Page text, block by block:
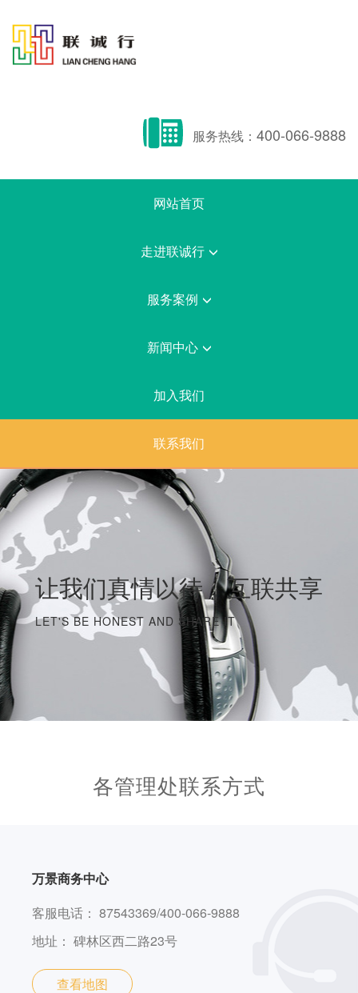
服务热线： 400-066-9888
网站首页
走进联诚行
服务案例
新闻中心
加入我们
联系我们
让我们真情以待，互联共享
LET'S BE HONEST AND SHARE IT
各管理处联系方式
万景商务中心
客服电话： 87543369/400-066-9888
地址： 碑林区西二路23号
查看地图